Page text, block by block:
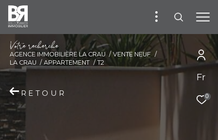
Fr
0
Votre recherche
AGENCE IMMOBILIÈRE LA CRAU
VENTE NEUF
LA CRAU
APPARTEMENT T2
RETOUR